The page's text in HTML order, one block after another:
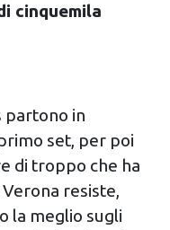
cinquemila
partono in
set, per poi
di troppo che ha
resiste,
la meglio sugli